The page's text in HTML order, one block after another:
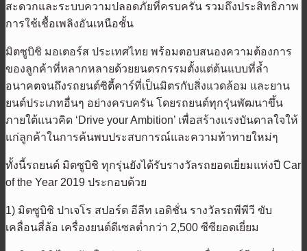
สะดวกและระบบความปลอดภัยที่ครบครัน รวมถึงประสิทธิภาพ
การใช้เชื้อเพลิงอันเหนือชั้น
มิตซูบิชิ มอเตอร์ส ประเทศไทย พร้อมตอบสนองความต้องการ
ของลูกค้าที่หลากหลายด้วยยนตรกรรมตั้งแต่ต้นแบบที่ล้ำ
อนาคตจนถึงรถยนต์ซิตี้คาร์ที่เป็นมิตรกับสิ่งแวดล้อม และยาน
ยนต์ประเภทอื่นๆ อย่างครบครัน โดยรถยนต์ทุกรุ่นพัฒนาขึ้น
ภายใต้แนวคิด ‘Drive your Ambition’ เพื่อสร้างแรงบันดาลใจให้
แก่ลูกค้าในการค้นพบประสบการณ์และความท้าทายใหม่ๆ
ทั้งนี้รถยนต์ มิตซูบิชิ ทุกรุ่นยังได้รับรางวัลรถยอดเยี่ยมแห่งปี Car
of the Year 2019 ประกอบด้วย
1) มิตซูบิชิ ปาเจโร สปอร์ต อีลีท เอดิชั่น รางวัลรถพีพีวี ขับ
เคลื่อนสี่ล้อ เครื่องยนต์ดีเซลต่ำกว่า 2,500 ซีซียอดเยี่ยม